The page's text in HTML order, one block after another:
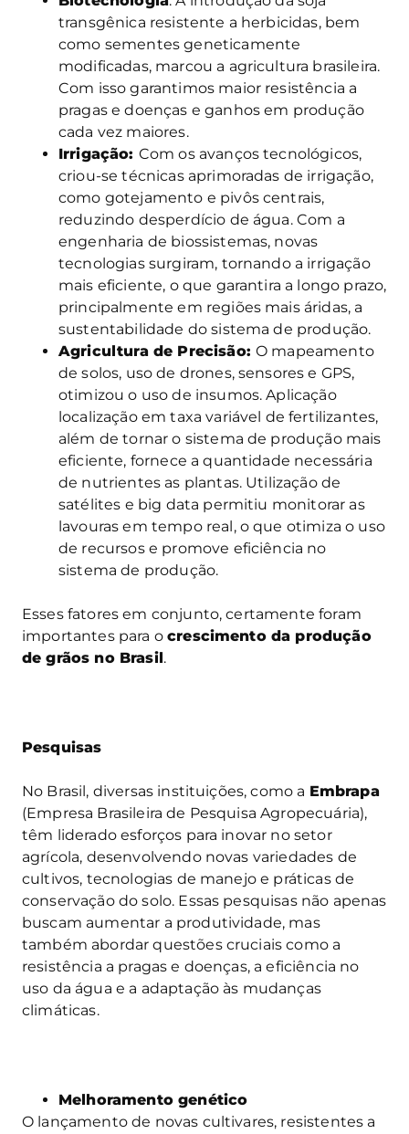
transgênica resistente a herbicidas, bem
como sementes geneticamente
modificadas, marcou a agricultura brasileira.
Com isso garantimos maior resistência a
pragas e doenças e ganhos em produção
cada vez maiores.
Irrigação: Com os avanços tecnológicos,
criou-se técnicas aprimoradas de irrigação,
como gotejamento e pivôs centrais,
reduzindo desperdício de água. Com a
engenharia de biossistemas, novas
tecnologias surgiram, tornando a irrigação
mais eficiente, o que garantira a longo prazo,
principalmente em regiões mais áridas, a
sustentabilidade do sistema de produção.
Agricultura de Precisão: O mapeamento
de solos, uso de drones, sensores e GPS,
otimizou o uso de insumos. Aplicação
localização em taxa variável de fertilizantes,
além de tornar o sistema de produção mais
eficiente, fornece a quantidade necessária
de nutrientes as plantas. Utilização de
satélites e big data permitiu monitorar as
lavouras em tempo real, o que otimiza o uso
de recursos e promove eficiência no
sistema de produção.
Esses fatores em conjunto, certamente foram
importantes para ocrescimento da produção
de grãos no Brasil.
Pesquisas
No Brasil, diversas instituições, como a Embrapa
(Empresa Brasileira de Pesquisa Agropecuária),
têm liderado esforços para inovar no setor
agrícola, desenvolvendo novas variedades de
cultivos, tecnologias de manejo e práticas de
conservação do solo. Essas pesquisas não apenas
buscam aumentar a produtividade, mas
também abordar questões cruciais como a
resistência a pragas e doenças, a eficiência no
uso da água e a adaptação às mudanças
climáticas.
Melhoramento genético
O lançamento de novas cultivares, resistentes a